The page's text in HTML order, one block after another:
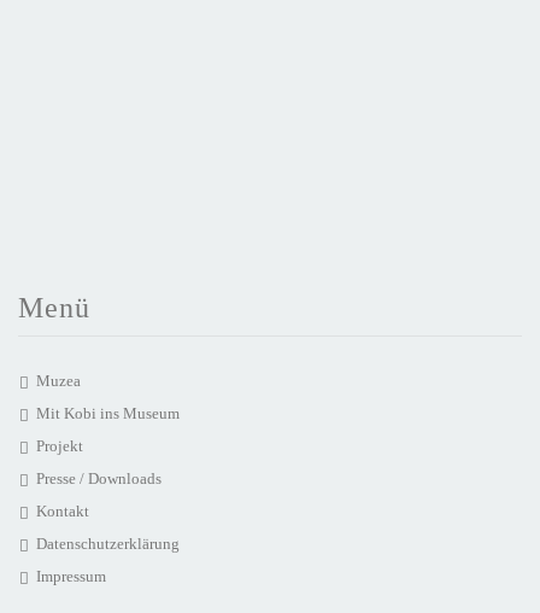
Menü
Muzea
Mit Kobi ins Museum
Projekt
Presse / Downloads
Kontakt
Datenschutzerklärung
Impressum